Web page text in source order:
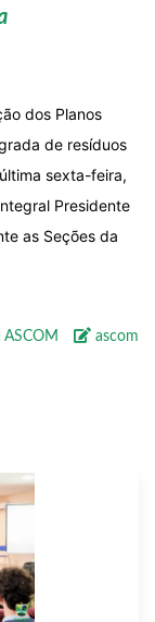
dos Planos
de resíduos
sexta-feira,
Presidente
as Seções da
ASCOM ascom